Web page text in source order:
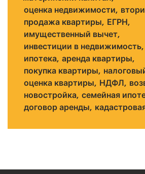
оценка недвижимости
продажа квартиры ЕГРН
имущественный вычет
инвестиции в недвижимость
ипотека аренда квартиры
покупка квартиры
оценка квартиры НДФЛ
новостройка семейная
договор аренды